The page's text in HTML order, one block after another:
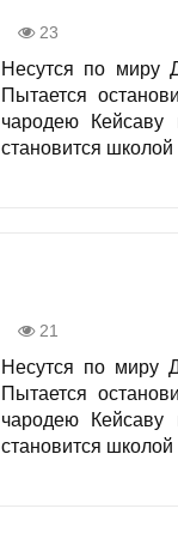
23
Несутся по миру
Пытается
чародею
становится
21
Несутся по миру
Пытается
чародею
становится